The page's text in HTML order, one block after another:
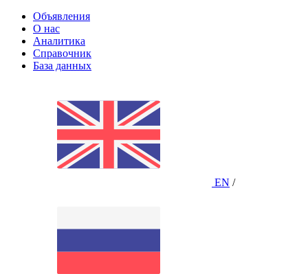
Объявления
О нас
Аналитика
Справочник
База данных
EN /